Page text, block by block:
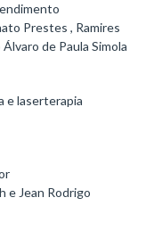
Prestes , Ramires
de Paula Simola
e laserterapia
e Jean Rodrigo